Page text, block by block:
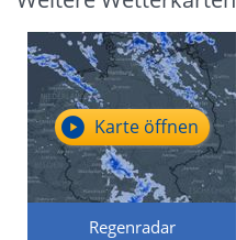
Regenradar
Karte öffnen